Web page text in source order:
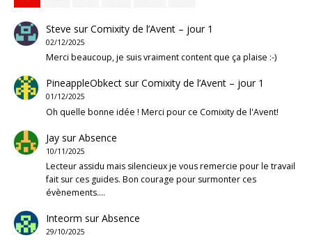
Steve surComixity de l’Avent – jour 1
02/12/2025
Merci beaucoup, je suis vraiment content que ça plaise :-)
PineappleObkectsurComixity de l’Avent – jour 1
01/12/2025
Oh quelle bonne idée ! Merci pour ce Comixity de l'Avent!
JaysurAbsence
10/11/2025
Lecteur assidu mais silencieux je vous remercie pour le travail
fait sur ces guides. Bon courage pour surmonter ces
évènements.…
Inteorm surAbsence
29/10/2025